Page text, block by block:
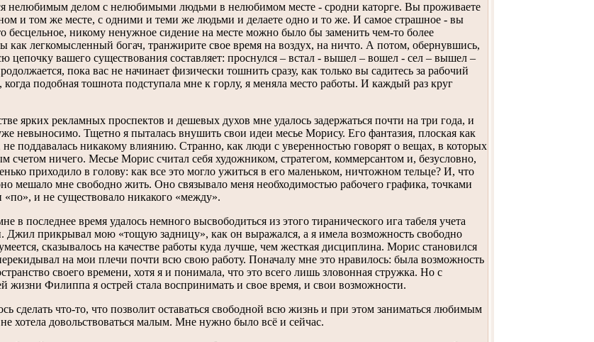
нелюбимым делом с нелюбимыми людьми в нелюбимом месте - сродни каторге. Вы проживаете
и том же месте, с одними и теми же людьми и делаете одно и то же. И самое страшное - вы
бесцельное, никому ненужное сидение на месте можно было бы заменить чем-то более
как легкомысленный богач, транжирите свое время на воздух, на ничто. А потом, обернувшись,
цепочку вашего существования составляет: проснулся – встал - вышел – вошел - сел – вышел –
пока вас не начинает физически тошнить сразу, как только вы садитесь за рабочий
подобная тошнота подступала мне к горлу, я меняла место работы. И каждый раз круг
ярких рекламных проспектов и дешевых духов мне удалось задержаться почти на три года, и
невыносимо. Тщетно я пыталась внушить свои идеи месье Морису. Его фантазия, плоская как
не поддавалась никакому влиянию. Странно, как люди с уверенностью говорят о вещах, в которых
счетом ничего. Месье Морис считал себя художником, стратегом, коммерсантом и, безусловно,
приходило в голову: как все это могло ужиться в его маленьком, ничтожном тельце? И, что
мешало мне свободно жить. Оно связывало меня необходимостью рабочего графика, точками
«по», и не существовало никакого «между».
в последнее время удалось немного высвободиться из этого тиранического ига табеля учета
Джил прикрывал мою «тощую задницу», как он выражался, а я имела возможность свободно
сказывалось на качестве работы куда лучше, чем жесткая дисциплина. Морис становился
на мои плечи почти всю свою работу. Поначалу мне это нравилось: была возможность
своего времени, хотя я и понимала, что это всего лишь зловонная стружка. Но с
жизни Филиппа я острей стала воспринимать и свое время, и свои возможности.
сделать что-то, что позволит оставаться свободной всю жизнь и при этом заниматься любимым
хотела довольствоваться малым. Мне нужно было всё и сейчас.